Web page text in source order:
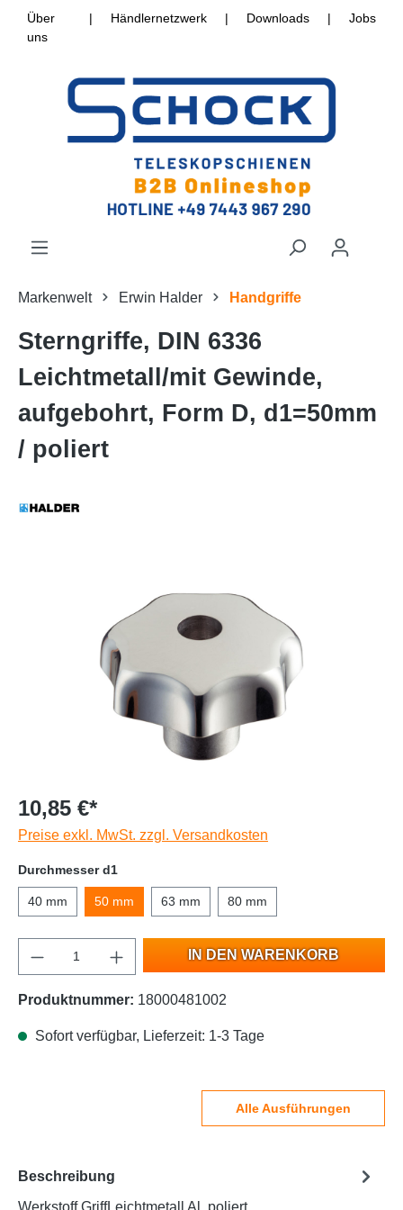
Über
uns
| Händlernetzwerk | Downloads | Jobs
Markenwelt Erwin Halder Handgriffe
Sterngriffe, DIN 6336
Leichtmetall/mit Gewinde,
aufgebohrt, Form D, d1=50mm
/ poliert
10,85 €*
Preise exkl. MwSt. zzgl. Versandkosten
Durchmesser d1
40 mm 50 mm 63 mm 80 mm
IN DEN WARENKORB
Produktnummer: 18000481002
Sofort verfügbar, Lieferzeit: 1-3 Tage
Alle Ausführungen
Beschreibung